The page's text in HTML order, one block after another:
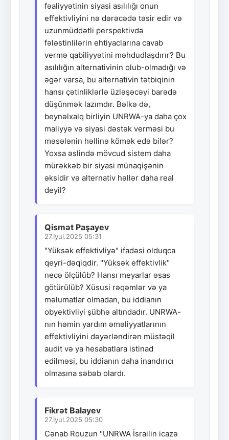
fəaliyyətinin siyasi asılılığı onun
effektivliyini nə dərəcədə təsir edir və
uzunmüddətli perspektivdə
fələstinlilərin ehtiyaclarına cavab
vermə qabiliyyətini məhdudlaşdırır? Bu
asılılığın alternativinin olub-olmadığı və
əgər varsa, bu alternativin tətbiqinin
hansı çətinliklərlə üzləşəcəyi barədə
düşünmək lazımdır. Bəlkə də,
beynəlxalq birliyin UNRWA-ya daha çox
maliyyə və siyasi dəstək verməsi bu
məsələnin həllinə kömək edə bilər?
Yoxsa əslində mövcud sistem daha
mürəkkəb bir siyasi münaqişənin
əksidir və alternativ həllər daha real
deyil?
Qismət Paşayev
27.İyul.2025 05:31
"Yüksək effektivliyə" ifadəsi olduqca
qeyri-dəqiqdir. "Yüksək effektivlik"
necə ölçülüb? Hansı meyarlar əsas
götürülüb? Xüsusi rəqəmlər və ya
məlumatlar olmadan, bu iddianın
obyektivliyi şübhə altındadır. UNRWA-
nın həmin yardım əməliyyatlarının
effektivliyini dəyərləndirən müstəqil
audit və ya hesabatlara istinad
edilməsi, bu iddianın daha inandırıcı
olmasına səbəb olardı.
Fikrət Balayev
27.İyul.2025 05:30
Cənab Rouzun "UNRWA İsrailin icazə